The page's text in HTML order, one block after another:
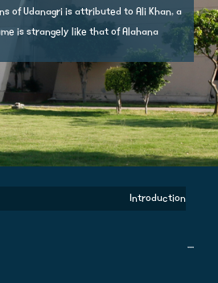
of Udanagri is attributed to Ali Khan, a
is strangely like that of Alahana
Introduction
....